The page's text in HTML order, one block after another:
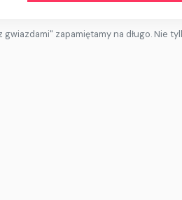
gwiazdami" zapamiętamy na długo. Nie